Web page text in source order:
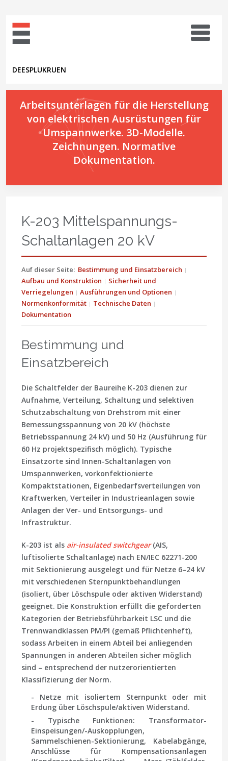
DEESPLUKRUEN
Arbeitsunterlagen für die Herstellung
von elektrischen Ausrüstungen für
Umspannwerke. 3D-Modelle.
Zeichnungen. Normative
Dokumentation.
K-203 Mittelspannungs-
Schaltanlagen 20 kV
Auf dieser Seite: Bestimmung und Einsatzbereich
Aufbau und Konstruktion
Sicherheit und
Verriegelungen
Ausführungen und Optionen
Normenkonformität
Technische Daten
Dokumentation
Bestimmung und
Einsatzbereich
Die Schaltfelder der Baureihe K-203 dienen zur
Aufnahme, Verteilung, Schaltung und selektiven
Schutzabschaltung von Drehstrom mit einer
Bemessungsspannung von 20 kV (höchste
Betriebsspannung 24 kV) und 50 Hz (Ausführung für
60 Hz projektspezifisch möglich). Typische
Einsatzorte sind Innen-Schaltanlagen von
Umspannwerken, vorkonfektionierte
Kompaktstationen, Eigenbedarfsverteilungen von
Kraftwerken, Verteiler in Industrieanlagen sowie
Anlagen der Ver- und Entsorgungs- und
Infrastruktur.
K-203 ist als air-insulated switchgear(AIS,
luftisolierte Schaltanlage) nach EN/IEC 62271-200
mit Sektionierung ausgelegt und für Netze 6–24 kV
mit verschiedenen Sternpunktbehandlungen
(isoliert, über Löschspule oder aktiven Widerstand)
geeignet. Die Konstruktion erfüllt die geforderten
Kategorien der Betriebsführbarkeit LSC und die
Trennwandklassen PM/PI (gemäß Pflichtenheft),
sodass Arbeiten in einem Abteil bei anliegenden
Spannungen in anderen Abteilen sicher möglich
sind – entsprechend der nutzerorientierten
Klassifizierung der Norm.
- Netze mit isoliertem Sternpunkt oder mit
Erdung über Löschspule/aktiven Widerstand.
- Typische Funktionen: Transformator-
Einspeisungen/-Auskopplungen,
Sammelschienen-Sektionierung, Kabelabgänge,
Anschlüsse für Kompensationsanlagen